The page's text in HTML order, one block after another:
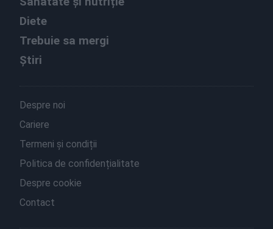
Diete
Trebuie sa mergi
Știri
Despre noi
Cariere
Termeni și condiții
Politica de confidențialitate
Despre cookie
Contact